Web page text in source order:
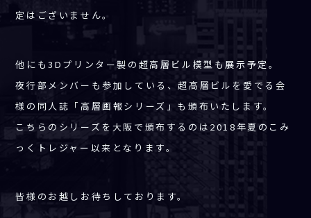
定はございません。
他にも3Dプリンター製の超高層ビル模型も展示予定。
夜行部メンバーも参加している、超高層ビルを愛でる会
様の同人誌「高層画報シリーズ」も頒布いたします。
こちらのシリーズを大阪で頒布するのは2018年夏のこみ
っくトレジャー以来となります。
皆様のお越しお待ちしております。